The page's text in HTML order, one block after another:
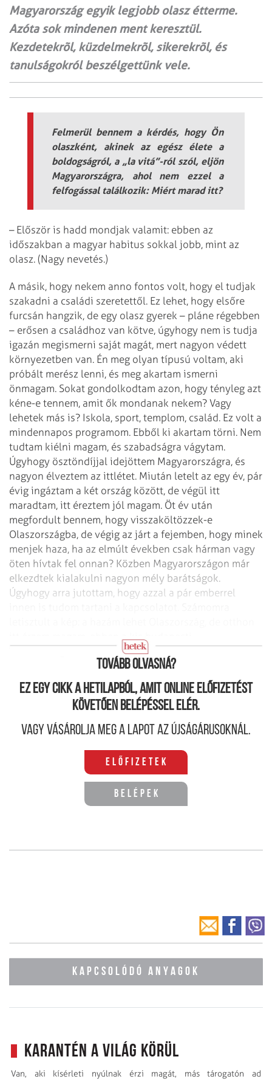
Magyarország egyik legjobb olasz étterme.
Azóta sok mindenen ment keresztül.
Kezdetekrõl, küzdelmekrõl, sikerekrõl, és
tanulságokról beszélgettünk vele.
Felmerül bennem a kérdés, hogy Ön
olaszként, akinek az egész élete a
boldogságról, a „la vitá”-ról szól, eljön
Magyarországra, ahol nem ezzel a
felfogással találkozik: Miért marad itt?
– Először is hadd mondjak valamit: ebben az
időszakban a magyar habitus sokkal jobb, mint az
olasz. (Nagy nevetés.)
A másik, hogy nekem anno fontos volt, hogy el tudjak
szakadni a családi szeretettől. Ez lehet, hogy elsőre
furcsán hangzik, de egy olasz gyerek – pláne régebben
– erősen a családhoz van kötve, úgyhogy nem is tudja
igazán megismerni saját magát, mert nagyon védett
környezetben van. Én meg olyan típusú voltam, aki
próbált merész lenni, és meg akartam ismerni
önmagam. Sokat gondolkodtam azon, hogy tényleg azt
kéne-e tennem, amit ők mondanak nekem? Vagy
lehetek más is? Iskola, sport, templom, család. Ez volt a
mindennapos programom. Ebből ki akartam törni. Nem
tudtam kiélni magam, és szabadságra vágytam.
Úgyhogy ösztöndíjjal idejöttem Magyarországra, és
nagyon élveztem az ittlétet. Miután letelt az egy év, pár
évig ingáztam a két ország között, de végül itt
maradtam, itt éreztem jól magam. Öt év után
megfordult bennem, hogy visszaköltözzek-e
Olaszországba, de végig az járt a fejemben, hogy minek
menjek haza, ha az elmúlt években csak hárman vagy
öten hívtak fel onnan? Közben Magyarországon már
elkezdtek kialakulni nagyon mély barátságok.
Úgyhogy arra jutottam, hogy azzal a pár emberrel
Tovább olvasná?
Ez egy cikk a hetilapból, amit online előfizetést
követően belépéssel elér.
Vagy vásárolja meg a lapot az újságárusoknál.
Előfizetek
Belépek
KAPCSOLÓDÓ ANYAGOK
Karantén a világ körül
Van, aki kísérleti nyúlnak érzi magát, más tárogatón ad